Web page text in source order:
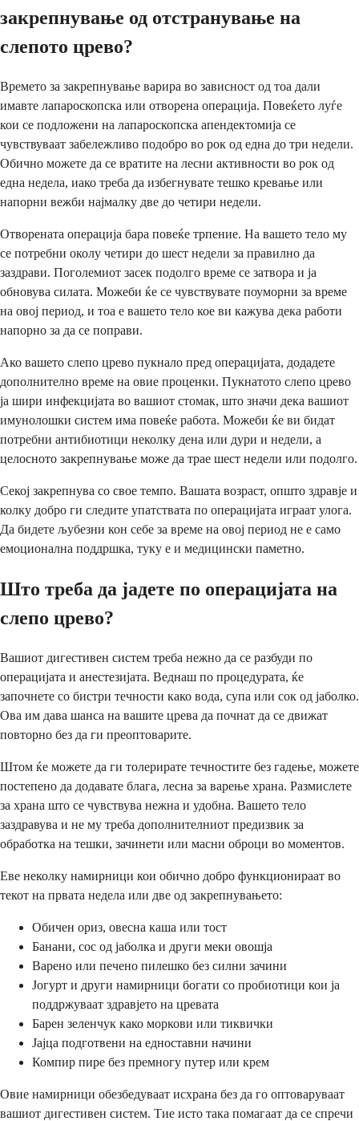
закрепнување од отстранување на
слепото црево?
Времето за закрепнување варира во зависност од тоа дали
имавте лапароскопска или отворена операција. Повеќето луѓе
кои се подложени на лапароскопска апендектомија се
чувствуваат забележливо подобро во рок од една до три недели.
Обично можете да се вратите на лесни активности во рок од
една недела, иако треба да избегнувате тешко кревање или
напорни вежби најмалку две до четири недели.
Отворената операција бара повеќе трпение. На вашето тело му
се потребни околу четири до шест недели за правилно да
заздрави. Поголемиот засек подолго време се затвора и ја
обновува силата. Можеби ќе се чувствувате поуморни за време
на овој период, и тоа е вашето тело кое ви кажува дека работи
напорно за да се поправи.
Ако вашето слепо црево пукнало пред операцијата, додадете
дополнително време на овие проценки. Пукнатото слепо црево
ја шири инфекцијата во вашиот стомак, што значи дека вашиот
имунолошки систем има повеќе работа. Можеби ќе ви бидат
потребни антибиотици неколку дена или дури и недели, а
целосното закрепнување може да трае шест недели или подолго.
Секој закрепнува со свое темпо. Вашата возраст, општо здравје и
колку добро ги следите упатствата по операцијата играат улога.
Да бидете љубезни кон себе за време на овој период не е само
емоционална поддршка, туку е и медицински паметно.
Што треба да јадете по операцијата на
слепо црево?
Вашиот дигестивен систем треба нежно да се разбуди по
операцијата и анестезијата. Веднаш по процедурата, ќе
започнете со бистри течности како вода, супа или сок од јаболко.
Ова им дава шанса на вашите црева да почнат да се движат
повторно без да ги преоптоварите.
Штом ќе можете да ги толерирате течностите без гадење, можете
постепено да додавате блага, лесна за варење храна. Размислете
за храна што се чувствува нежна и удобна. Вашето тело
заздравува и не му треба дополнителниот предизвик за
обработка на тешки, зачинети или масни оброци во моментов.
Еве неколку намирници кои обично добро функционираат во
текот на првата недела или две од закрепнувањето:
Обичен ориз, овесна каша или тост
Банани, сос од јаболка и други меки овошја
Варено или печено пилешко без силни зачини
Јогурт и други намирници богати со пробиотици кои ја
поддржуваат здравјето на цревата
Барен зеленчук како моркови или тиквички
Јајца подготвени на едноставни начини
Компир пире без премногу путер или крем
Овие намирници обезбедуваат исхрана без да го оптоваруваат
вашиот дигестивен систем. Тие исто така помагаат да се спречи